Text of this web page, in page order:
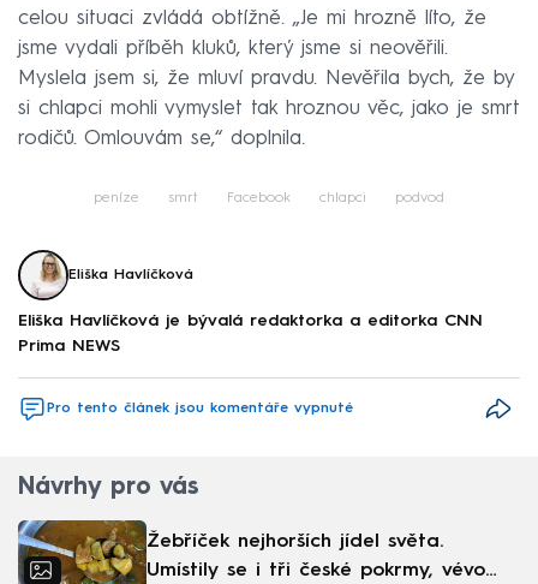
celou situaci zvládá obtížně. „Je mi hrozně líto, že
jsme vydali příběh kluků, který jsme si neověřili.
Myslela jsem si, že mluví pravdu. Nevěřila bych, že by
si chlapci mohli vymyslet tak hroznou věc, jako je smrt
rodičů. Omlouvám se,“ doplnila.
peníze smrt Facebook chlapci podvod
Eliška Havlíčková
Eliška Havlíčková je bývalá redaktorka a editorka CNN
Prima NEWS
Pro tento článek jsou komentáře vypnuté
Návrhy pro vás
Žebříček nejhorších jídel světa.
Umístily se i tři české pokrmy, vévodí